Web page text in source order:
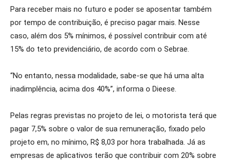
Para receber mais no futuro e poder se aposentar também
por tempo de contribuição, é preciso pagar mais. Nesse
caso, além dos 5% mínimos, é possível contribuir com até
15% do teto previdenciário, de acordo com o Sebrae.
“No entanto, nessa modalidade, sabe-se que há uma alta
inadimplência, acima dos 40%”, informa o Dieese.
Pelas regras previstas no projeto de lei, o motorista terá que
pagar 7,5% sobre o valor de sua remuneração, fixado pelo
projeto em, no mínimo, R$ 8,03 por hora trabalhada. Já as
empresas de aplicativos terão que contribuir com 20% sobre